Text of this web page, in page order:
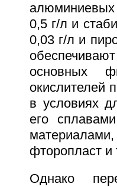
алюминиевых
0,5 г/л и
0,03 г/л и
основных
окислителей
в условиях
его
фторопласт и
Однако